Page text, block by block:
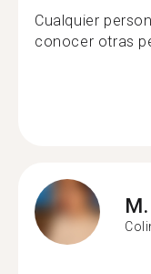
Cualquier
conocer otras
M.